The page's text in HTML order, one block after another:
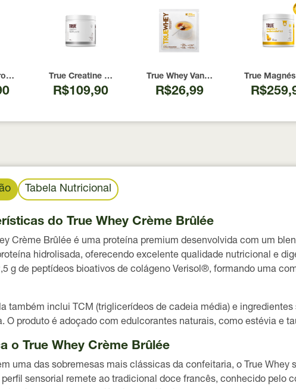
Coconut Icecream True Source 837g
True Creatine 100% Pure True Source 300g
R$109,90
True Whey Vanilla Creme Brulee
R$26,99
True
Tabela Nutricional
do True Whey Crème Brûlée
Crème Brûlée é uma proteína premium desenvolvida com um
hidrolisada, oferecendo excelente qualidade nutricional e
g de peptídeos bioativos de colágeno Verisol®, formando uma
também inclui TCM (triglicerídeos de cadeia média) e ingredientes
O produto é adoçado com edulcorantes naturais, como estévia e
o True Whey Crème Brûlée
uma das sobremesas mais clássicas da confeitaria, o True
perfil sensorial remete ao tradicional doce francês, conhecido pelo